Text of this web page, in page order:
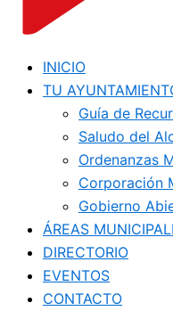
INICIO
TU
Guía de
Saludo del
Ordenanzas
Corporación
Gobierno
ÁREAS
DIRECTORIO
EVENTOS
CONTACTO